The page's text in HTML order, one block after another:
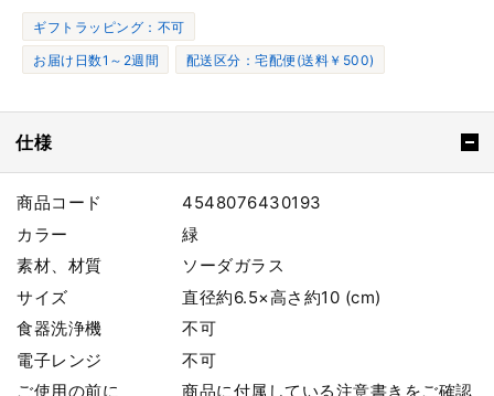
ギフトラッピング：不可
お届け日数1～2週間
配送区分：宅配便(送料￥500)
仕様
商品コード
4548076430193
カラー
緑
素材、材質
ソーダガラス
サイズ
直径約6.5×高さ約10 (cm)
食器洗浄機
不可
電子レンジ
不可
ご使用の前に
商品に付属している注意書きをご確認